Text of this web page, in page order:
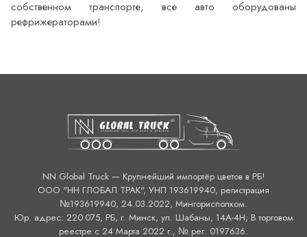
собственном транспорте, все авто оборудованы
рефрижераторами!
NN Global Truck — Крупнейший импортёр цветов в РБ!
ООО "НН ГЛОБАЛ ТРАК", УНП 193619940, регистрация
№193619940, 24.03.2022, Мингорисполком.
Юр. адрес: 220 075, РБ, г. Минск, ул. Шабаны, 14А-4H; В торговом
реестре с 24 Марта 2022 г., № рег. 0197636.